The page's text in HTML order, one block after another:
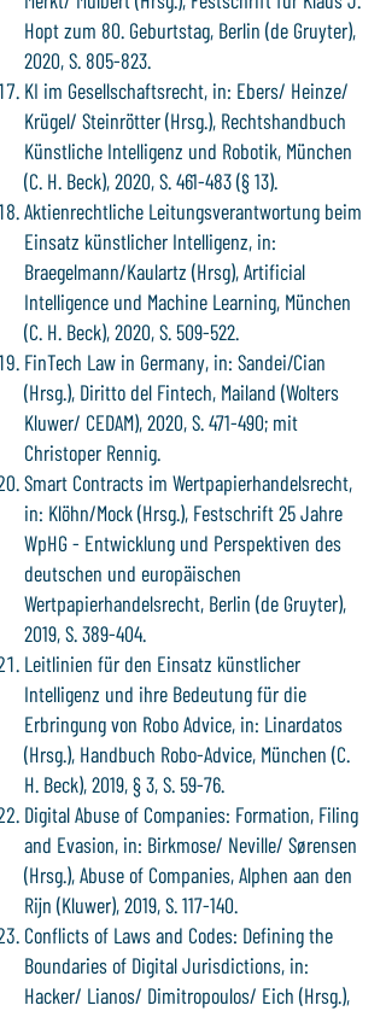
Hopt zum 80. Geburtstag, Berlin (de Gruyter),
2020, S. 805-823.
KI im Gesellschaftsrecht, in: Ebers/ Heinze/
Krügel/ Steinrötter (Hrsg.), Rechtshandbuch
Künstliche Intelligenz und Robotik, München
(C. H. Beck), 2020, S. 461-483 (§ 13).
Aktienrechtliche Leitungsverantwortung beim
Einsatz künstlicher Intelligenz, in:
Braegelmann/Kaulartz (Hrsg), Artificial
Intelligence und Machine Learning, München
(C. H. Beck), 2020, S. 509-522.
FinTech Law in Germany, in: Sandei/Cian
(Hrsg.), Diritto del Fintech, Mailand (Wolters
Kluwer/ CEDAM), 2020, S. 471-490; mit
Christoper Rennig.
Smart Contracts im Wertpapierhandelsrecht,
in: Klöhn/Mock (Hrsg.), Festschrift 25 Jahre
WpHG - Entwicklung und Perspektiven des
deutschen und europäischen
Wertpapierhandelsrecht, Berlin (de Gruyter),
2019, S. 389-404.
Leitlinien für den Einsatz künstlicher
Intelligenz und ihre Bedeutung für die
Erbringung von Robo Advice, in: Linardatos
(Hrsg.), Handbuch Robo-Advice, München (C.
H. Beck), 2019, § 3, S. 59-76.
Digital Abuse of Companies: Formation, Filing
and Evasion, in: Birkmose/ Neville/ Sørensen
(Hrsg.), Abuse of Companies, Alphen aan den
Rijn (Kluwer), 2019, S. 117-140.
Conflicts of Laws and Codes: Defining the
Boundaries of Digital Jurisdictions, in:
Hacker/ Lianos/ Dimitropoulos/ Eich (Hrsg.),